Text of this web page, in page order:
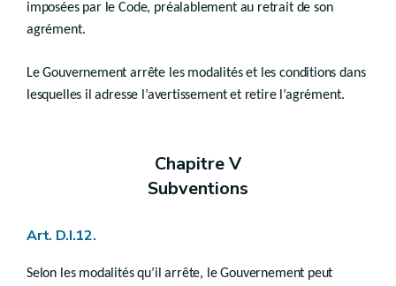
Chapitre II
Art. D.VI.2
Chapitre III
((…) - décret du 22 novembre 2018, art.91)
Expropriation à la demande d’un tiers
imposées par le Code, préalablement au retrait de son
agrément.
Le Gouvernement arrête les modalités et les conditions dans
lesquelles il adresse l’avertissement et retire l’agrément.
Chapitre V
Subventions
Art. D.I.12.
Selon les modalités qu’il arrête, le Gouvernement peut